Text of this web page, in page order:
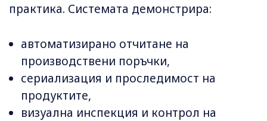
практика. Системата демонстрира:
автоматизирано отчитане на
производствени поръчки,
сериализация и проследимост на
продуктите,
визуална инспекция и контрол на